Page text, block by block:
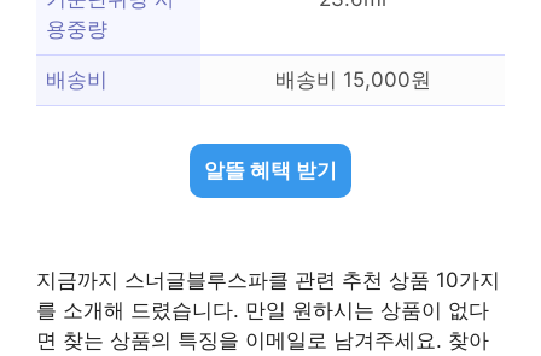
용중량
배송비 배송비 15,000원
알뜰 혜택 받기
지금까지 스너글블루스파클 관련 추천 상품 10가지
를 소개해 드렸습니다. 만일 원하시는 상품이 없다
면 찾는 상품의 특징을 이메일로 남겨주세요. 찾아